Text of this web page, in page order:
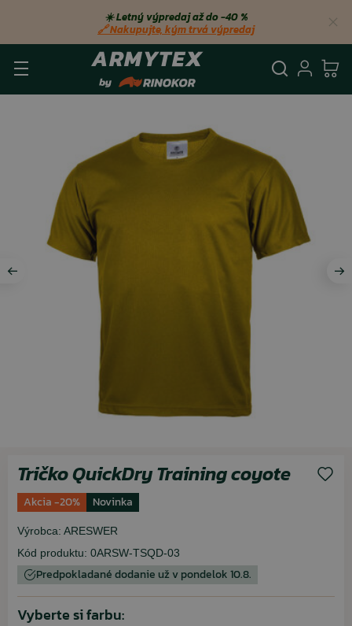
☀️ Letný výpredaj až do −40 %
🔗 Nakupujte, kým trvá výpredaj
Tričko QuickDry Training coyote
Akcia -20% Novinka
Výrobca: ARESWER
Kód produktu: 0ARSW-TSQD-03
Predpokladané dodanie už v pondelok 10.8.
Vyberte si farbu: